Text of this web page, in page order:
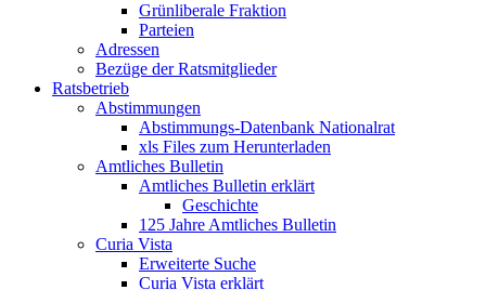
Grünliberale Fraktion
Parteien
Adressen
Bezüge der Ratsmitglieder
Ratsbetrieb
Abstimmungen
Abstimmungs-Datenbank Nationalrat
xls Files zum Herunterladen
Amtliches Bulletin
Amtliches Bulletin erklärt
Geschichte
125 Jahre Amtliches Bulletin
Curia Vista
Erweiterte Suche
Curia Vista erklärt